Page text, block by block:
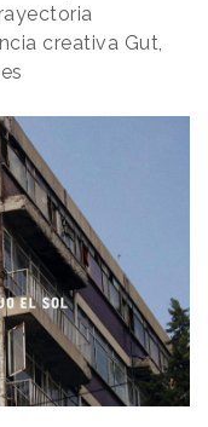
creativa Gut,